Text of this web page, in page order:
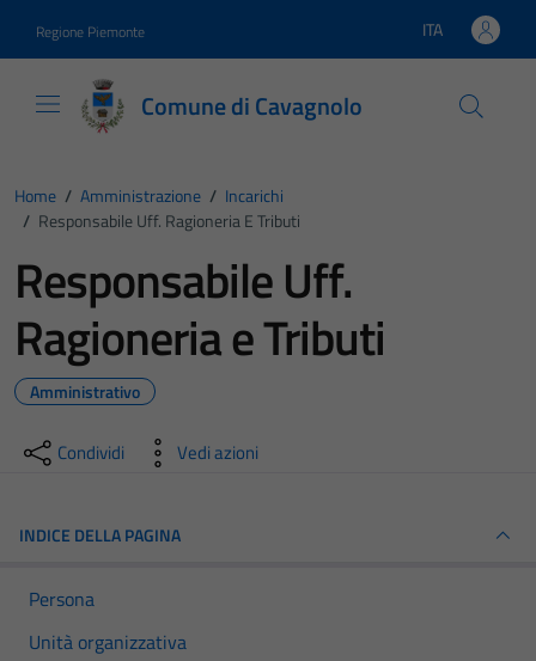
Regione Piemonte Lingua attiva:
ITA
Comune di Cavagnolo
Home / Amministrazione / Incarichi
/ Responsabile Uff. Ragioneria E Tributi
Responsabile Uff.
Ragioneria e Tributi
Amministrativo
Condividi Vedi azioni
INDICE DELLA PAGINA
Persona
Unità organizzativa